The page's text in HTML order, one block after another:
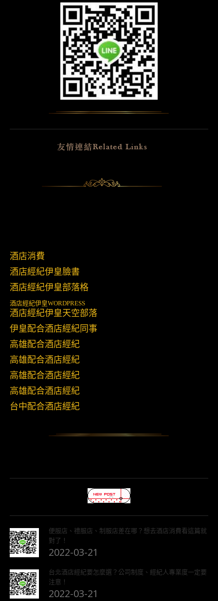
酒店消費
酒店經紀伊皇臉書
酒店經紀伊皇部落格
酒店經紀伊皇WORDPRESS
酒店經紀伊皇天空部落
伊皇配合酒店經紀同事
高雄配合酒店經紀
高雄配合酒店經紀
高雄配合酒店經紀
高雄配合酒店經紀
台中配合酒店經紀
便服店、禮服店、制服店差在哪？想去酒店消費看這篇就
對了！
2022-03-21
台北酒店經紀要怎麼選？公司制度、經紀人專業度一定要
注意！
2022-03-21